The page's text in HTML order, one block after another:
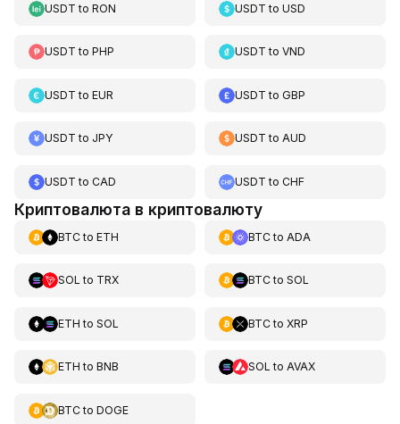
USDT to RON USDT toUSD
USDT to PHP USDT toVND
USDT to EUR USDT toGBP
USDT to JPY USDT toAUD
USDT to CAD USDT toCHF
Криптовалюта в криптовалюту
BTCto ETH BTCto ADA
SOL to TRX BTCto SOL
ETH to SOL BTCto XRP
ETH to BNB SOL to AVAX
BTCto DOGE